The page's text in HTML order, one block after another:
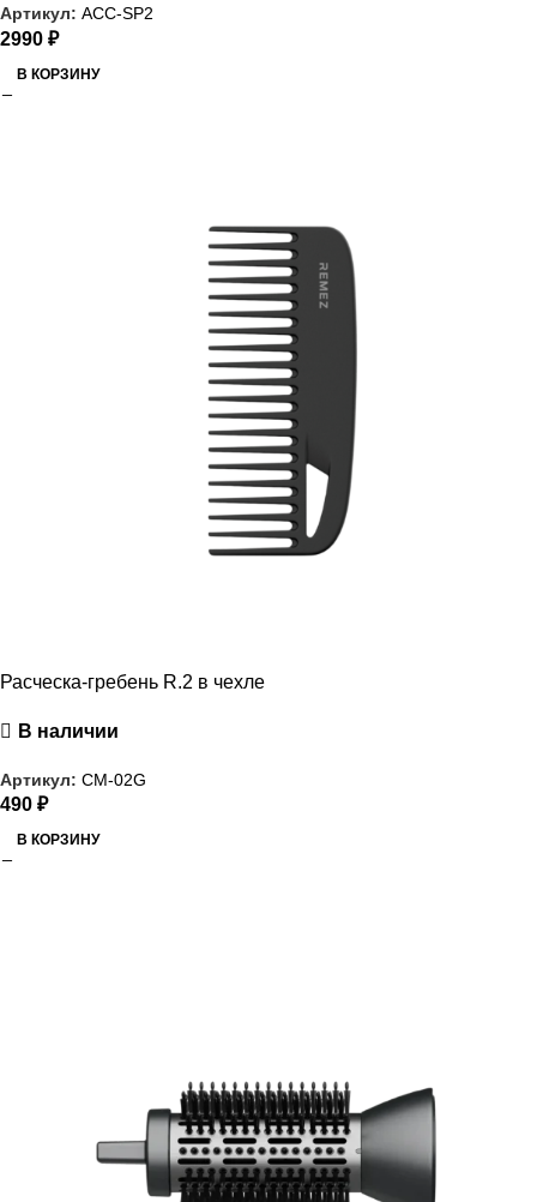
Артикул: ACC-SP2
2990 ₽
В КОРЗИНУ
Расческа-гребень R.2 в чехле
В наличии
Артикул: CM-02G
490 ₽
В КОРЗИНУ